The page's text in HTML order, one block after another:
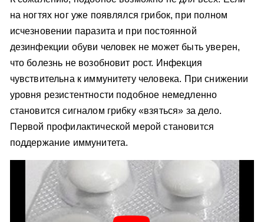
на ногтях ног уже появлялся грибок, при полном
исчезновении паразита и при постоянной
дезинфекции обуви человек не может быть уверен,
что болезнь не возобновит рост. Инфекция
чувствительна к иммунитету человека. При снижении
уровня резистентности подобное немедленно
становится сигналом грибку «взяться» за дело.
Первой профилактической мерой становится
поддержание иммунитета.